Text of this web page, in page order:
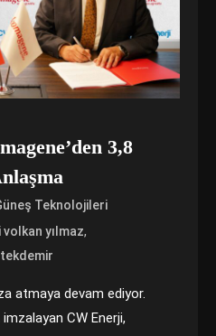
3,8
Teknolojileri
volkan yılmaz,
atmaya devam ediyor.
CW Enerji,